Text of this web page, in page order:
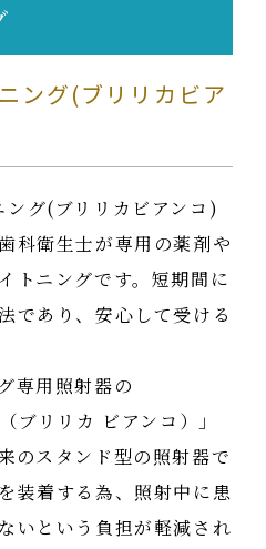
ング(ブリリカビア
科衛生士が専用の薬剤や
トニングです。短期間に
であり、安心して受ける
専用照射器の
リリカ ビアンコ）」
のスタンド型の照射器で
装着する為、照射中に患
いという負担が軽減され